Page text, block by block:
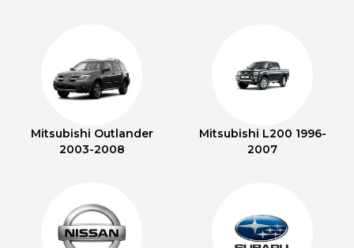
Mitsubishi Outlander
2003-2008
Mitsubishi L200 1996-
2007